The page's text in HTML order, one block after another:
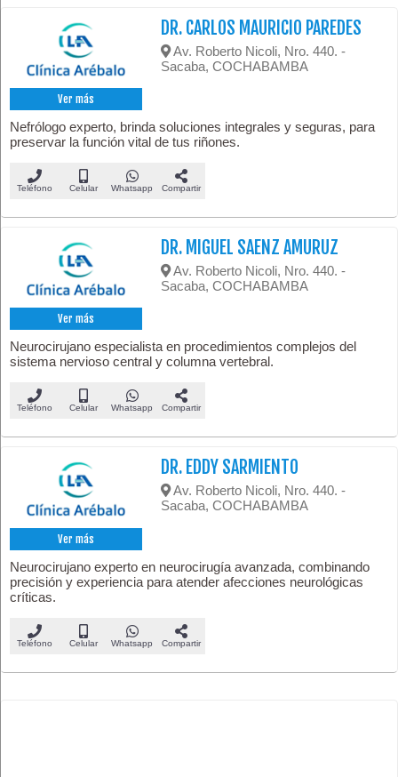
Ver más
DR. CARLOS MAURICIO PAREDES
Av. Roberto Nicoli, Nro. 440. -
Sacaba, COCHABAMBA
Nefrólogo experto, brinda soluciones integrales y seguras, para
preservar la función vital de tus riñones.
Teléfono Celular Whatsapp Compartir
Ver más
DR. MIGUEL SAENZ AMURUZ
Av. Roberto Nicoli, Nro. 440. -
Sacaba, COCHABAMBA
Neurocirujano especialista en procedimientos complejos del
sistema nervioso central y columna vertebral.
Teléfono Celular Whatsapp Compartir
Ver más
DR. EDDY SARMIENTO
Av. Roberto Nicoli, Nro. 440. -
Sacaba, COCHABAMBA
Neurocirujano experto en neurocirugía avanzada, combinando
precisión y experiencia para atender afecciones neurológicas
críticas.
Teléfono Celular Whatsapp Compartir